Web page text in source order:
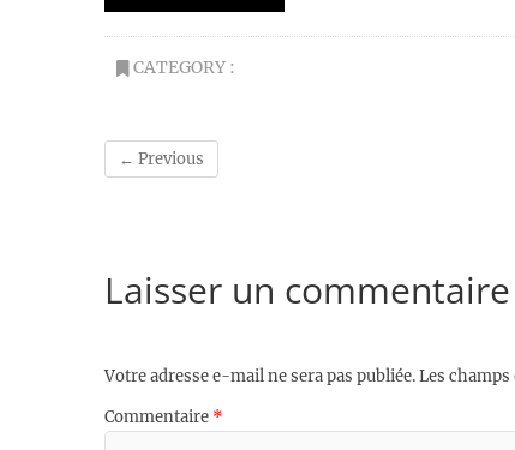
CATEGORY :
← Previous
Laisser un commentaire
Votre adresse e-mail ne sera pas publiée.Les
Commentaire *